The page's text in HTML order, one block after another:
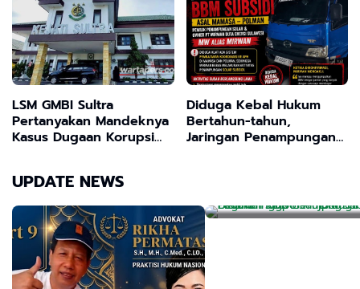
LSM GMBI Sultra
Pertanyakan Mandeknya
Kasus Dugaan Korupsi
Fiktif ? "
Diduga Kebal Hukum
Bertahun-tahun,
Jaringan Penampungan
UPDATE NEWS
Berujung